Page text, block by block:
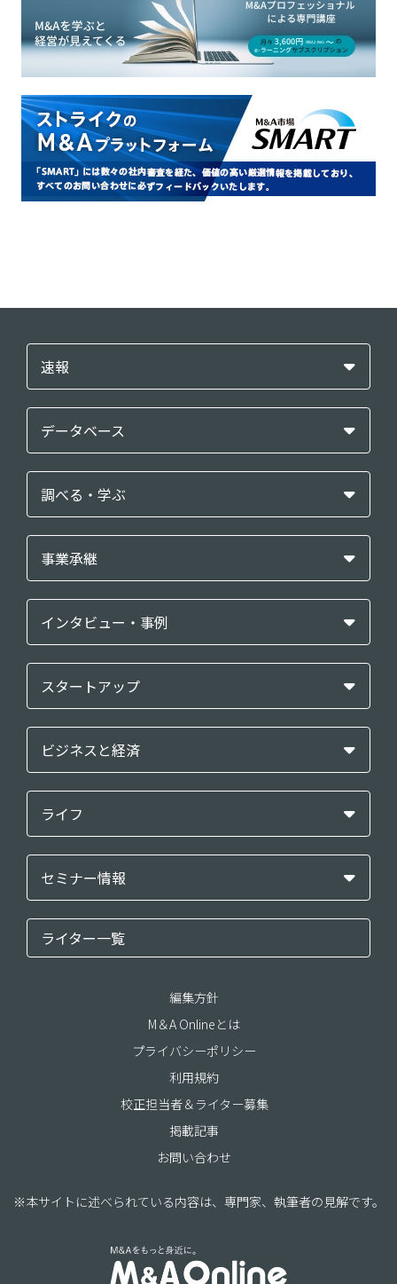
速報
データベース
調べる・学ぶ
事業承継
インタビュー・事例
スタートアップ
ビジネスと経済
ライフ
セミナー情報
ライター一覧
編集方針
M＆A Onlineとは
プライバシーポリシー
利用規約
校正担当者＆ライター募集
掲載記事
お問い合わせ
※本サイトに述べられている内容は、専門家、執筆者の見解です。